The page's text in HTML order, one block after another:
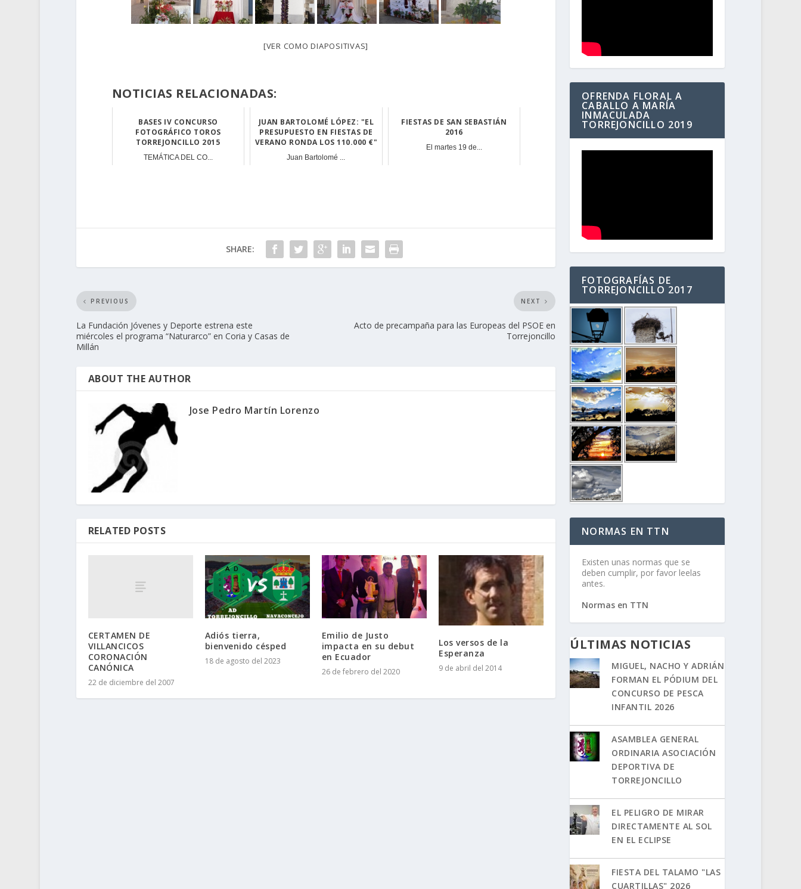
[VER COMO DIAPOSITIVAS]
NOTICIAS RELACIONADAS:
BASES IV CONCURSO
FOTOGRÁFICO TOROS
TORREJONCILLO 2015
TEMÁTICA DEL CO...
JUAN BARTOLOMÉ LÓPEZ: "EL
PRESUPUESTO EN FIESTAS DE
VERANO RONDA LOS 110.000 €"
Juan Bartolomé ...
FIESTAS DE SAN SEBASTIÁN
2016
El martes 19 de...
SHARE:
PREVIOUS
La Fundación Jóvenes y Deporte estrena este
miércoles el programa “Naturarco” en Coria y Casas de
Millán
NEXT
Acto de precampaña para las Europeas del PSOE en
Torrejoncillo
ABOUT THE AUTHOR
Jose Pedro Martín Lorenzo
RELATED POSTS
CERTAMEN DE
VILLANCICOS
CORONACIÓN
CANÓNICA
22 de diciembre del 2007
Adiós tierra,
bienvenido césped
18 de agosto del 2023
Emilio de Justo
impacta en su debut
en Ecuador
26 de febrero del 2020
Los versos de la
Esperanza
9 de abril del 2014
OFRENDA FLORAL A
CABALLO A MARÍA
INMACULADA
TORREJONCILLO 2019
FOTOGRAFÍAS DE
TORREJONCILLO 2017
NORMAS EN TTN
Existen unas normas que se
deben cumplir, por favor leelas
antes.
Normas en TTN
ÚLTIMAS NOTICIAS
MIGUEL, NACHO Y ADRIÁN
FORMAN EL PÓDIUM DEL
CONCURSO DE PESCA
INFANTIL 2026
ASAMBLEA GENERAL
ORDINARIA ASOCIACIÓN
DEPORTIVA DE
TORREJONCILLO
EL PELIGRO DE MIRAR
DIRECTAMENTE AL SOL
EN EL ECLIPSE
FIESTA DEL TALAMO "LAS
CUARTILLAS" 2026